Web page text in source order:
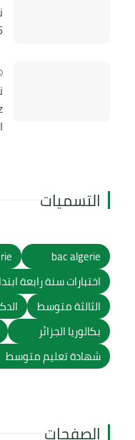
التسميات
bac algerie
اختبارات سنة رابعة
الثالثة متوسط
بكالوريا الجزائر
شهادة تعليم متوسط
الصفحات